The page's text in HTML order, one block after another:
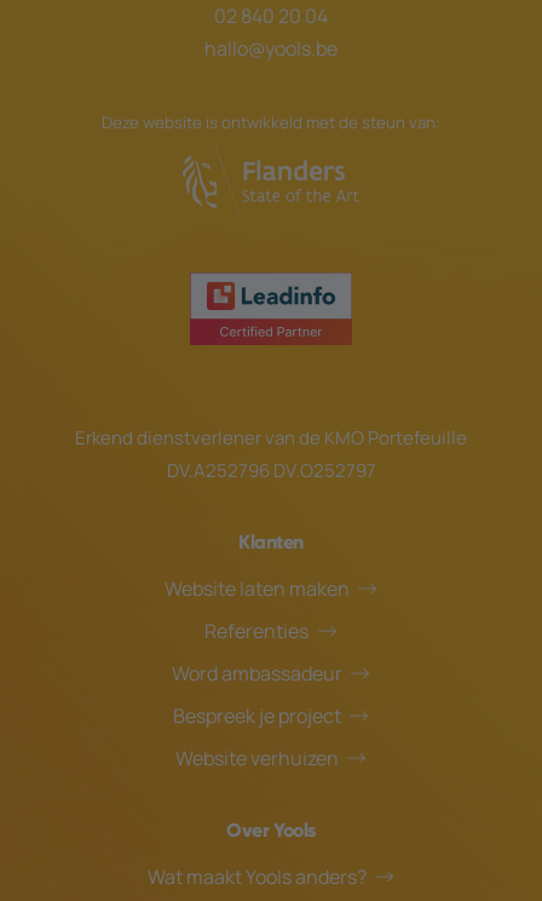
02 840 20 04
hallo@yools.be
Deze website is ontwikkeld met de steun van:
Erkend dienstverlener van de KMO Portefeuille
DV.A252796 DV.O252797
Klanten
Website laten maken
Referenties
Word ambassadeur
Bespreek je project
Website verhuizen
Over Yools
Wat maakt Yools anders?